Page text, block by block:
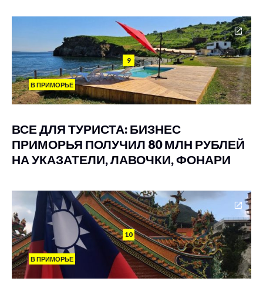
9
В ПРИМОРЬЕ
ВСЕ ДЛЯ ТУРИСТА: БИЗНЕС
ПРИМОРЬЯ ПОЛУЧИЛ 80 МЛН РУБЛЕЙ
НА УКАЗАТЕЛИ, ЛАВОЧКИ, ФОНАРИ
10
В ПРИМОРЬЕ